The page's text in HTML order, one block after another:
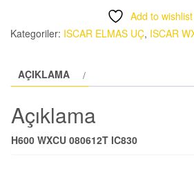
IC830
Add to wishlist
Kategoriler: ISCAR ELMAS UÇ, ISCAR
AÇIKLAMA
Açıklama
H600 WXCU 080612T IC830